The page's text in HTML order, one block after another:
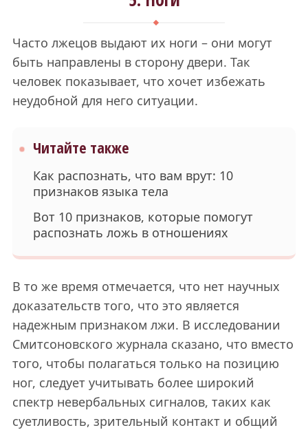
Часто лжецов выдают их ноги – они могут
быть направлены в сторону двери. Так
человек показывает, что хочет избежать
неудобной для него ситуации.
Читайте также
Как распознать, что вам врут: 10
признаков языка тела
Вот 10 признаков, которые помогут
распознать ложь в отношениях
В то же время отмечается, что нет научных
доказательств того, что это является
надежным признаком лжи. В исследовании
Смитсоновского журнала сказано, что вместо
того, чтобы полагаться только на позицию
ног, следует учитывать более широкий
спектр невербальных сигналов, таких как
суетливость, зрительный контакт и общий